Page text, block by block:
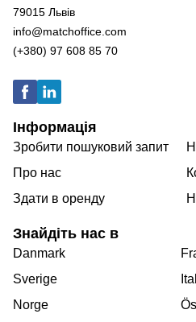
79015 Львів
info@matchoffice.com
(+380) 97 608 85 70
Інформація
Зробити пошуковий запит
Про нас
Здати в оренду
Знайдіть нас в
Danmark
Sverige
Norge